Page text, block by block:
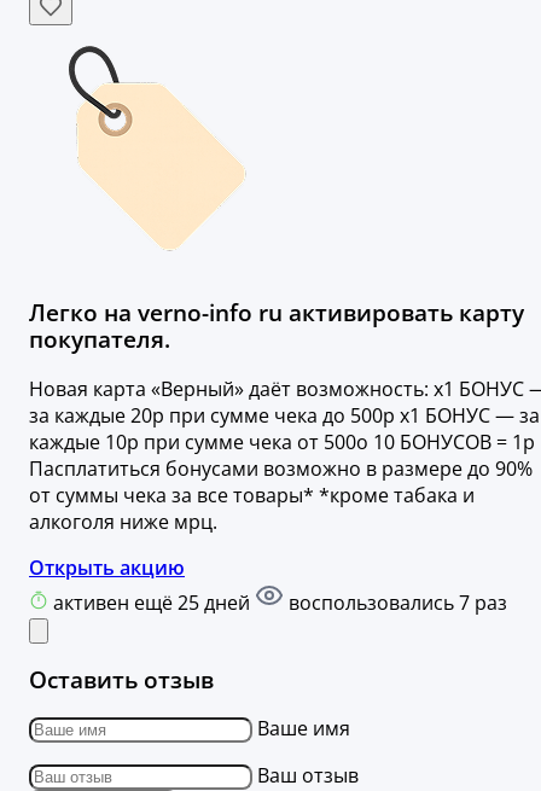
Легко на verno-info ru активировать карту
покупателя.
Новая карта «Верный» даёт возможность: x1 БОНУС
за каждые 20р при сумме чека до 500р x1 БОНУС — за
каждые 10р при сумме чека от 500o 10 БОНУСОВ = 1р
Пасплатиться бонусами возможно в размере до 90%
от суммы чека за все товары* *кроме табака и
алкоголя ниже мрц.
Открыть акцию
активен ещё 25 дней
воспользовались 7 раз
Оставить отзыв
Ваше имя
Ваш отзыв